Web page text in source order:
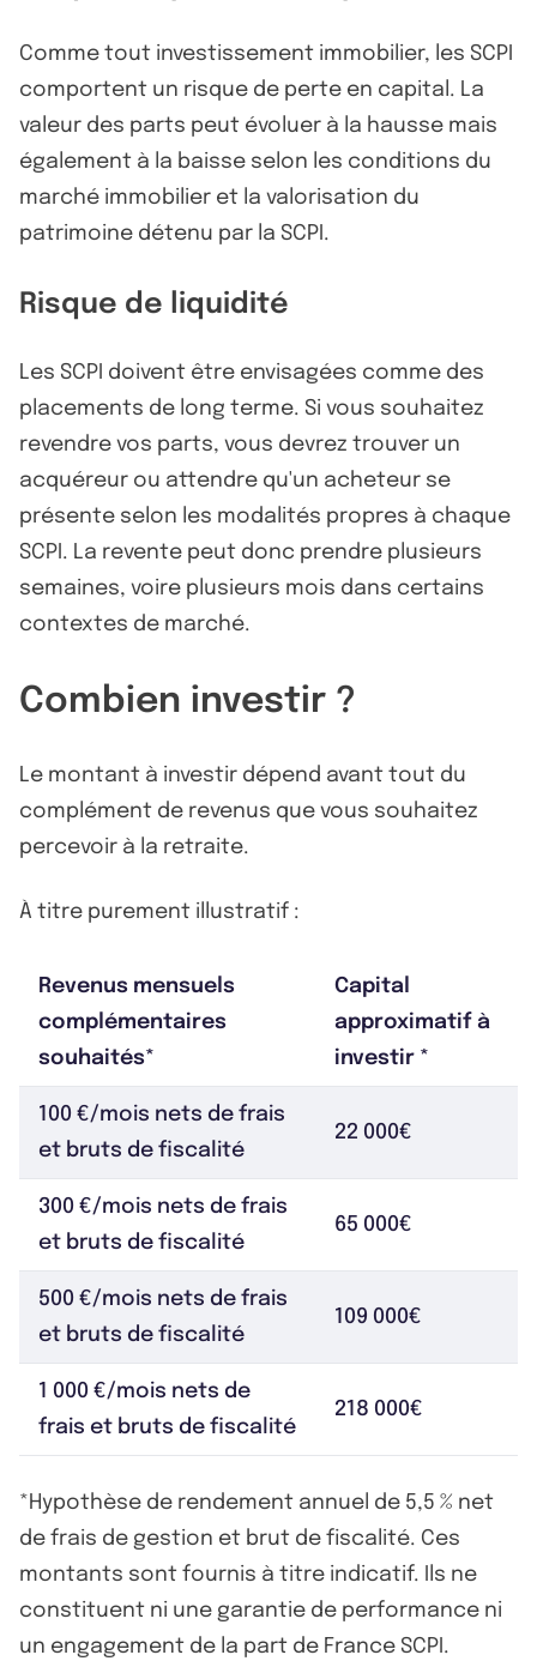
Comme tout investissement immobilier, les SCPI
comportent un risque de perte en capital. La
valeur des parts peut évoluer à la hausse mais
également à la baisse selon les conditions du
marché immobilier et la valorisation du
patrimoine détenu par la SCPI.
Risque de liquidité
Les SCPI doivent être envisagées comme des
placements de long terme. Si vous souhaitez
revendre vos parts, vous devrez trouver un
acquéreur ou attendre qu'un acheteur se
présente selon les modalités propres à chaque
SCPI. La revente peut donc prendre plusieurs
semaines, voire plusieurs mois dans certains
contextes de marché.
Combien investir ?
Le montant à investir dépend avant tout du
complément de revenus que vous souhaitez
percevoir à la retraite.
À titre purement illustratif :
Revenus mensuels
complémentaires
souhaités*
Capital
approximatif à
investir *
100 €/mois nets de frais
et bruts de fiscalité
22 000€
300 €/mois nets de frais
et bruts de fiscalité
65 000€
500 €/mois nets de frais
et bruts de fiscalité
109 000€
1 000 €/mois nets de
frais et bruts de fiscalité
218 000€
*Hypothèse de rendement annuel de 5,5 % net
de frais de gestion et brut de fiscalité. Ces
montants sont fournis à titre indicatif. Ils ne
constituent ni une garantie de performance ni
un engagement de la part de France SCPI.